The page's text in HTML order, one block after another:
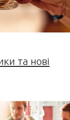
та нові